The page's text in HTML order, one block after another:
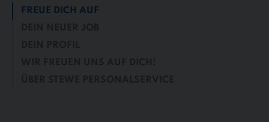
FREUE DICH AUF